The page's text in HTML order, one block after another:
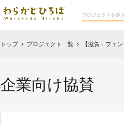
トップ chevron_right プロジェクト一覧 chevron_right 【滋賀・フェ
企業向け協賛